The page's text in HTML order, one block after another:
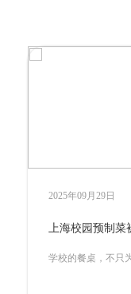
2025年09月25日
山海间的教育瑰宝